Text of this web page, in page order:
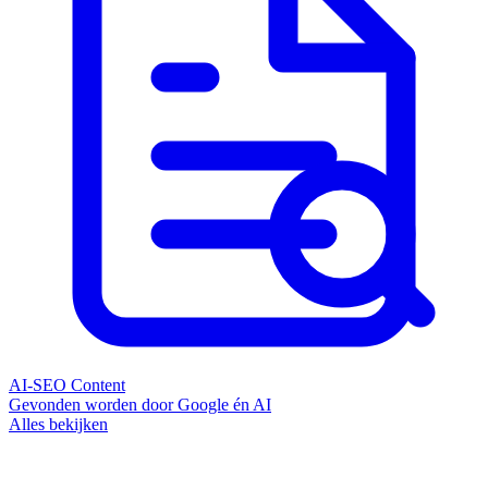
AI-SEO Content
Gevonden worden door Google én AI
Alles bekijken